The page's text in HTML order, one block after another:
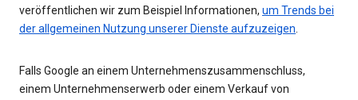
veröffentlichen wir zum Beispiel Informationen, um Trends bei
der allgemeinen Nutzung unserer Dienste aufzuzeigen.
Falls Google an einem Unternehmenszusammenschluss,
einem Unternehmenserwerb oder einem Verkauf von